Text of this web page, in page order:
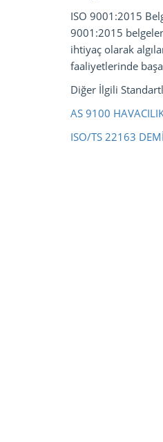
ISO 9001:2015
9001:2015
ihtiyaç olarak
faaliyetlerinde
Diğer İlgili
AS 9100
ISO/TS 22163